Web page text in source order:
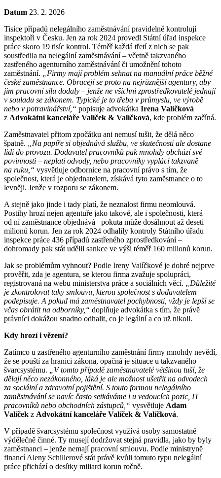
Datum 23. 2. 2026
Tisíce případů nelegálního zaměstnávání pravidelně kontrolují
inspektoři v Česku. Jen za rok 2024 provedl Státní úřad inspekce
práce skoro 19 tisíc kontrol. Téměř každá třetí z nich se pak
soustředila na nelegální zaměstnávání – včetně takzvaného
zastřeného agenturního zaměstnávání či umožnění tohoto
zaměstnání.
„Firmy mají problém sehnat na manuální práce běžné
české zaměstnance. Obracejí se proto na nejrůznější agentury, aby
jim pracovní sílu dodaly – jenže ne všichni zprostředkovatelé jednají
v souladu se zákonem. Typické je to třeba v průmyslu, ve výrobě
nebo v potravinářství,“ popisuje advokátka Irena Valíčková
z Advokátní kanceláře Valíček & Valíčková, kde problém začíná.
Zaměstnavatel přitom zpočátku ani nemusí tušit, že dělá něco
špatně.
„Na papíře si objednává službu, ve skutečnosti ale dostane
lidi do provozu. Dodavatel pracovníků pak mnohdy obchází své
povinnosti – neplatí odvody, nebo pracovníky vyplácí takzvaně
na ruku,“ vysvětluje odbornice na pracovní právo s tím, že
společnost, která je objednatelem, získává tyto zaměstnance o to
levněji. Jenže v rozporu se zákonem.
A stejně jako jinde i tady platí, že neznalost firmu neomlouvá.
Postihy hrozí nejen agentuře jako takové, ale i společnosti, která
od ní zaměstnance objednává –pokuta může dosáhnout až deseti
milionů korun. Jen za rok 2024 odhalily kontroly Státního úřadu
inspekce práce 436 případů zastřeného zprostředkování –
dohromady pak stát udělil sankce ve výši téměř 160 milionů korun.
Jak se problémům vyhnout? Podle Ireny Valíčkové je dobré nejprve
prověřit, zda je agentura, se kterou firma zvažuje spolupráci,
registrovaná na webu ministerstva práce a sociálních věcí.
„Důležité
je zkontrolovat taky smlouvu, kterou společnost s dodavatelem
podepisuje. A pokud má zaměstnavatel pochybnosti, vždy je lepší se
včas obrátit na odborníky,“ doplňuje advokátka s tím, že právě
právníci dokážou snadno odhalit, co je legální a co už nikoli.
Kdy hrozí i vězení?
Zatímco u zastřeného agenturního zaměstnání firmy mnohdy nevědí,
že se pouští za hranici zákona, opačná je situace u takzvaného
švarcsystému.
„V tomto případě zaměstnavatelé většinou tuší, že
dělají něco nezákonného, láká je ale možnost ušetřit na odvodech
za sociální a zdravotní pojištění. S touto formou nelegálního
zaměstnávání se navíc často setkáváme i u vedoucích pozic, IT
pracovníků nebo obchodních zástupců,“ vysvětluje Adam
Valíček z Advokátní kanceláře Valíček & Valíčková.
V případě švarcsystému společnost využívá osoby samostatně
výdělečně činné. Ty musejí dodržovat stejná pravidla, jako by byly
zaměstnanci – jenže nemají pracovní smlouvu. Podle ministryně
financí Aleny Schillerové stát právě kvůli tomuto typu nelegální
práce přichází o desítky miliard korun ročně.